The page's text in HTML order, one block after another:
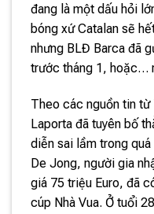
đang là một dấu hỏi
bóng xứ Catalan sẽ
nhưng BLĐ Barca đã
trước tháng 1, hoặc…
Theo các nguồn tin từ
Laporta đã tuyên bố
diễn sai lầm trong
De Jong, người gia
giá 75 triệu Euro, đã
cúp Nhà Vua. Ở tuổi